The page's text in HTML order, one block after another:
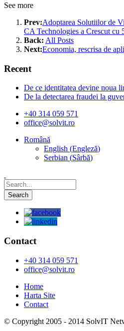
See more
Prev:Adoptarea Solutiilor de
CA Technologies a Crescut
Back: All Posts
Next:Economia, rescrisa de
Recent
De ce identitatea devine noua
De la detectarea fraudei la
+40 314 059 571
office@solvit.ro
Română
English (Engleză)
Serbian (Sârbă)
Contact
+40 314 059 571
office@solvit.ro
Home
Harta Site
Contact
© Copyright 2005 - 2014 SolvIT